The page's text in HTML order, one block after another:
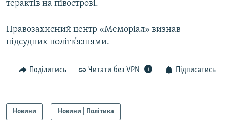
терактів на півострові.
Правозахисний центр «Меморіал» визнав
підсудних політв’язнями.
Поділитись Читати без VPN Підписатись
Новини Новини | Політика